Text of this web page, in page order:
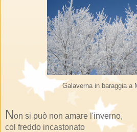
Galaverna in baraggia a
Non si può non amare l'inverno,
col freddo incastonato